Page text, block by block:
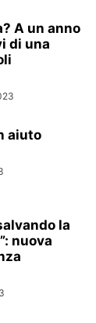
A un anno
di una
aiuto
la
nuova